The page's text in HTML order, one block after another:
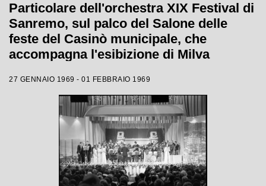
Particolare dell'orchestra XIX Festival di
Sanremo, sul palco del Salone delle
feste del Casinò municipale, che
accompagna l'esibizione di Milva
27 GENNAIO 1969 - 01 FEBBRAIO 1969